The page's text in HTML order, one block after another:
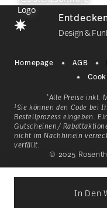
In Den
Design &
Mit einer
in
Homepage AGB
*Alle Preise inkl.
1Sie können den Code bei
Bestellprozess eingeben.
Gutscheinen/
nicht im Nachhinein
verfällt.
© 2025
Sie einen Rabatt im
Halten Sie sich
Laufenden.
10% Rabatt-
Ich bin über 16 Jahre
rund um Porzellan,
dem Haus der
Wirkung für die